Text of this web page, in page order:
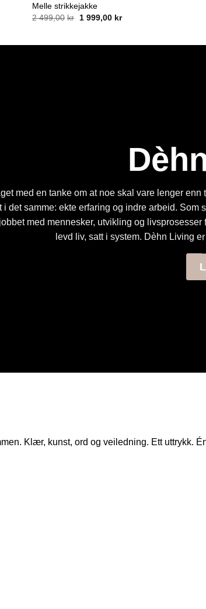
Melle strikkejakke
2 499,00 kr
Opprinnelig
1 999,00 krNåværende
med en tanke om at noe skal vare lenger
i det samme: ekte erfaring og indre arbeid.
med mennesker, utvikling og
levd liv, satt i system. Dèhn Living
Klær, kunst, ord og veiledning. Ett uttrykk.